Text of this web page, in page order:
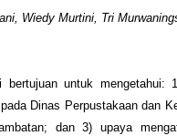
Wiedy Murtini, Tri
bertujuan untuk mengetahui:
Dinas Perpustakaan dan
dan 3) upaya